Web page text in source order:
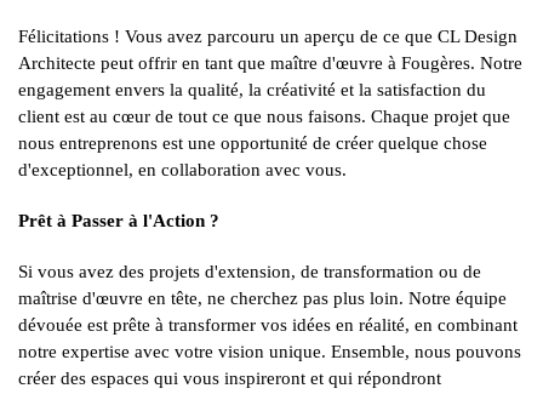
Félicitations ! Vous avez parcouru un aperçu de ce que CL Design
Architecte peut offrir en tant que maître d'œuvre à Fougères. Notre
engagement envers la qualité, la créativité et la satisfaction du
client est au cœur de tout ce que nous faisons. Chaque projet que
nous entreprenons est une opportunité de créer quelque chose
d'exceptionnel, en collaboration avec vous.
Prêt à Passer à l'Action ?
Si vous avez des projets d'extension, de transformation ou de
maîtrise d'œuvre en tête, ne cherchez pas plus loin. Notre équipe
dévouée est prête à transformer vos idées en réalité, en combinant
notre expertise avec votre vision unique. Ensemble, nous pouvons
créer des espaces qui vous inspireront et qui répondront